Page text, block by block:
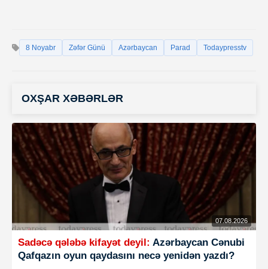
8 Noyabr Zəfər Günü Azərbaycan Parad Todaypresstv
OXŞAR XƏBƏRLƏR
07.08.2026
Sadəcə qələbə kifayət deyil: Azərbaycan Cənubi
Qafqazın oyun qaydasını necə yenidən yazdı?